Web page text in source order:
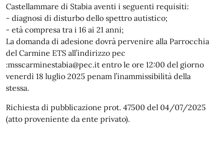
Castellammare di Stabia aventi i seguenti requisiti:
- diagnosi di disturbo dello spettro autistico;
- età compresa tra i 16 ai 21 anni;
La domanda di adesione dovrà pervenire alla Parrocchia
del Carmine ETS all’indirizzo pec
:msscarminestabia@pec.it entro le ore 12:00 del giorno
venerdì 18 luglio 2025 penam l’inammissibilità della
stessa.
Richiesta di pubblicazione prot. 47500 del 04/07/2025
(atto proveniente da ente privato).